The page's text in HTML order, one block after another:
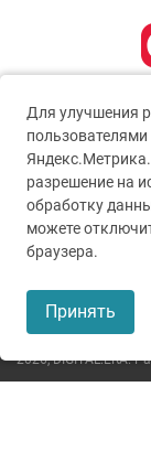
2026,DIGITAL.ERA.
Для улучшения
разрешение на
обработку
можете
браузера.
Принять